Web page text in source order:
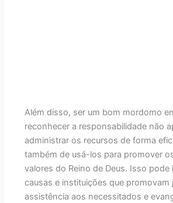
Além disso, ser um bom mordomo
reconhecer a responsabilidade não
administrar os recursos de forma
também de usá-los para promover
valores do Reino de Deus. Isso pode
causas e instituições que promovam
assistência aos necessitados e